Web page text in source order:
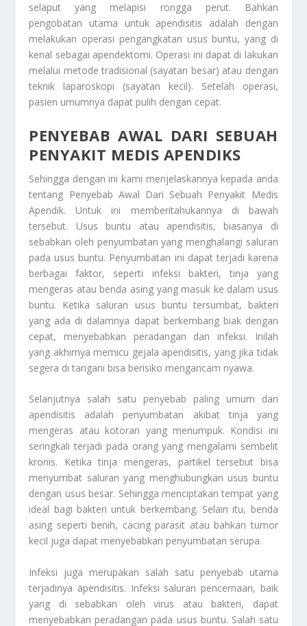
selaput yang melapisi rongga perut. Bahkan
pengobatan utama untuk apendisitis adalah dengan
melakukan operasi pengangkatan usus buntu, yang di
kenal sebagai apendektomi. Operasi ini dapat di lakukan
melalui metode tradisional (sayatan besar) atau dengan
teknik laparoskopi (sayatan kecil). Setelah operasi,
pasien umumnya dapat pulih dengan cepat.
PENYEBAB AWAL DARI SEBUAH
PENYAKIT MEDIS APENDIKS
Sehingga dengan ini kami menjelaskannya kepada anda
tentang Penyebab Awal Dari Sebuah Penyakit Medis
Apendik. Untuk ini memberitahukannya di bawah
tersebut. Usus buntu atau apendisitis, biasanya di
sebabkan oleh penyumbatan yang menghalangi saluran
pada usus buntu. Penyumbatan ini dapat terjadi karena
berbagai faktor, seperti infeksi bakteri, tinja yang
mengeras atau benda asing yang masuk ke dalam usus
buntu. Ketika saluran usus buntu tersumbat, bakteri
yang ada di dalamnya dapat berkembang biak dengan
cepat, menyebabkan peradangan dan infeksi. Inilah
yang akhirnya memicu gejala apendisitis, yang jika tidak
segera di tangani bisa berisiko mengancam nyawa.
Selanjutnya salah satu penyebab paling umum dari
apendisitis adalah penyumbatan akibat tinja yang
mengeras atau kotoran yang menumpuk. Kondisi ini
seringkali terjadi pada orang yang mengalami sembelit
kronis. Ketika tinja mengeras, partikel tersebut bisa
menyumbat saluran yang menghubungkan usus buntu
dengan usus besar. Sehingga menciptakan tempat yang
ideal bagi bakteri untuk berkembang. Selain itu, benda
asing seperti benih, cacing parasit atau bahkan tumor
kecil juga dapat menyebabkan penyumbatan serupa.
Infeksi juga merupakan salah satu penyebab utama
terjadinya apendisitis. Infeksi saluran pencernaan, baik
yang di sebabkan oleh virus atau bakteri, dapat
menyebabkan peradangan pada usus buntu. Salah satu